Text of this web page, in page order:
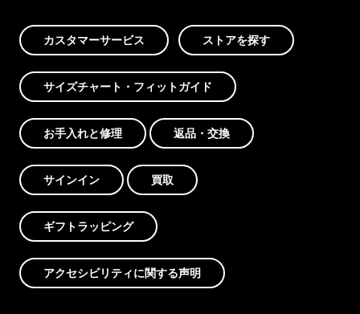
カスタマーサービス ストアを探す
サイズチャート・フィットガイド
お手入れと修理 返品・交換
サインイン 買取
ギフトラッピング
アクセシビリティに関する声明